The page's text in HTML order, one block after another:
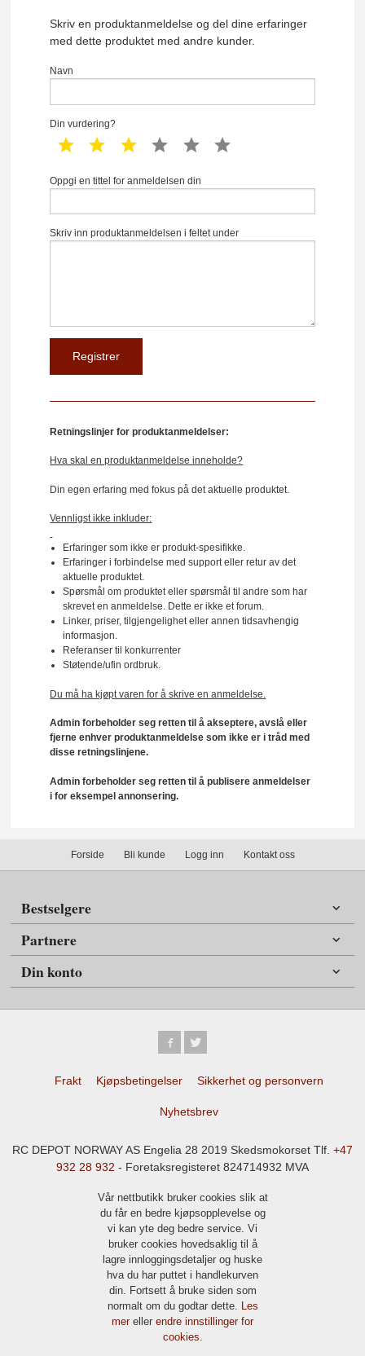
Skriv en produktanmeldelse og del dine erfaringer
med dette produktet med andre kunder.
Navn
Din vurdering?
1 star 2 star 3 star 4 star 5 star
Oppgi en tittel for anmeldelsen din
Skriv inn produktanmeldelsen i feltet under
Retningslinjer for produktanmeldelser:
Hva skal en produktanmeldelse inneholde?
Din egen erfaring med fokus på det aktuelle produktet.
Vennligst ikke inkluder:
Erfaringer som ikke er produkt-spesifikke.
Erfaringer i forbindelse med support eller retur av det
aktuelle produktet.
Spørsmål om produktet eller spørsmål til andre som har
skrevet en anmeldelse. Dette er ikke et forum.
Linker, priser, tilgjengelighet eller annen tidsavhengig
informasjon.
Referanser til konkurrenter
Støtende/ufin ordbruk.
Du må ha kjøpt varen for å skrive en anmeldelse.
Admin forbeholder seg retten til å akseptere, avslå eller
fjerne enhver produktanmeldelse som ikke er i tråd med
disse retningslinjene.
Admin forbeholder seg retten til å publisere anmeldelser
i for eksempel annonsering.
Forside Bli kunde Logg inn Kontakt oss
Bestselgere
Partnere
Din konto
Frakt Kjøpsbetingelser Sikkerhet og personvern
Nyhetsbrev
RC DEPOT NORWAY AS Engelia 28 2019 Skedsmokorset Tlf. +47
932 28 932 - Foretaksregisteret 824714932 MVA
Vår nettbutikk bruker cookies slik at
du får en bedre kjøpsopplevelse og
vi kan yte deg bedre service. Vi
bruker cookies hovedsaklig til å
lagre innloggingsdetaljer og huske
hva du har puttet i handlekurven
din. Fortsett å bruke siden som
normalt om du godtar dette. Les
mer eller endre innstillinger for
cookies.